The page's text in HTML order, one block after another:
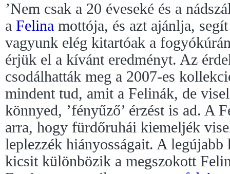
’Nem csak a 20 éveseké és a
a Felina mottója, és azt ajánlja,
vagyunk elég kitartóak a
érjük el a kívánt eredményt. Az
csodálhatták meg a 2007-es
mindent tud, amit a Felinák, de
könnyed, ’fényűző’ érzést is ad. A
arra, hogy fürdőruhái kiemeljék
leplezzék hiányosságait. A
kicsit különbözik a megszokott